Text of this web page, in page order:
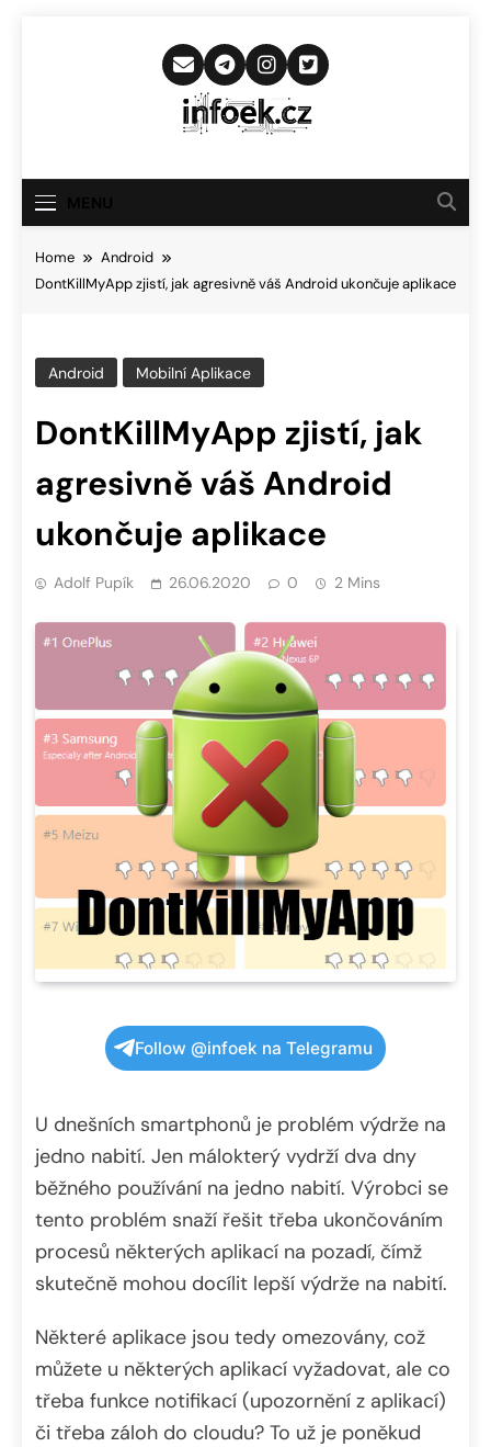
Infoek.cz
Novinkám
Home
Android
DontKillMyApp zjistí, jak agresivně váš Android ukončuje aplikace
Android Mobilní Aplikace
DontKillMyApp zjistí, jak
agresivně váš Android
ukončuje aplikace
Adolf Pupík 26.06.2020 0 2 Mins
Follow @infoek na Telegramu
U dnešních smartphonů je problém výdrže na
jedno nabití. Jen málokterý vydrží dva dny
běžného používání na jedno nabití. Výrobci se
tento problém snaží řešit třeba ukončováním
procesů některých aplikací na pozadí, čímž
skutečně mohou docílit lepší výdrže na nabití.
Některé aplikace jsou tedy omezovány, což
můžete u některých aplikací vyžadovat, ale co
třeba funkce notifikací (upozornění z aplikací)
či třeba záloh do cloudu? To už je poněkud